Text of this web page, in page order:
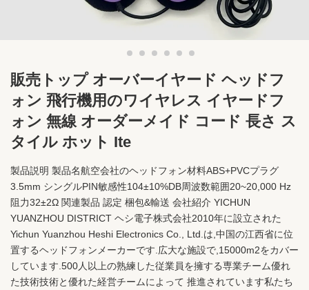
販売トップ オーバーイヤード ヘッドフ
ォン 飛行機用のワイヤレス イヤードフ
ォン 無線 オーダーメイド コード 長さ ス
タイル ホット Ite
製品説明 製品名航空会社のヘッドフォン材料ABS+PVCプラグ
3.5mm シングルPIN敏感性104±10%DB周波数範囲20~20,000 Hz
阻力32±2Ω 関連製品 認定 梱包&輸送 会社紹介 YICHUN
YUANZHOU DISTRICT ヘシ電子株式会社2010年に設立された
Yichun Yuanzhou Heshi Electronics Co., Ltd.は,中国の江西省に位
置するヘッドフォンメーカーです.広大な施設で,15000m2をカバー
しています.500人以上の熟練した従業員を擁する専業チーム優れ
た技術技術と優れた経営チームによって 推進されています私たち